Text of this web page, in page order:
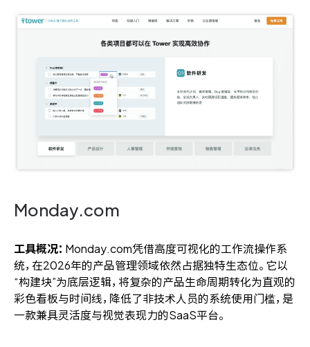
Monday.com
工具概况： Monday.com凭借高度可视化的工作流操作系
统，在2026年的产品管理领域依然占据独特生态位。它以
“构建块”为底层逻辑，将复杂的产品生命周期转化为直观的
彩色看板与时间线，降低了非技术人员的系统使用门槛，是
一款兼具灵活度与视觉表现力的SaaS平台。